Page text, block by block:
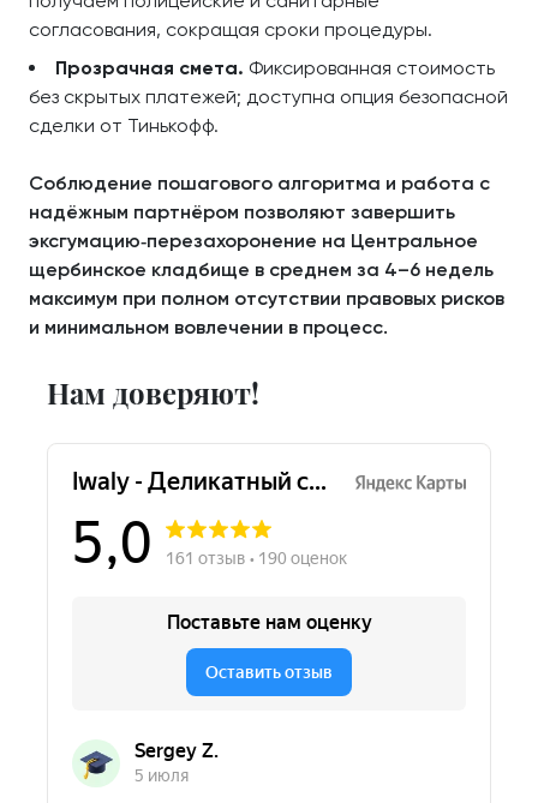
согласования, сокращая сроки процедуры.
Прозрачная смета. Фиксированная стоимость
без скрытых платежей; доступна опция безопасной
сделки от Тинькофф.
Соблюдение пошагового алгоритма и работа с
надёжным партнёром позволяют завершить
эксгумацию‑перезахоронение на Центральное
щербинское кладбище в среднем за 4–6 недель
максимум при полном отсутствии правовых рисков
и минимальном вовлечении в процесс.
Нам доверяют!